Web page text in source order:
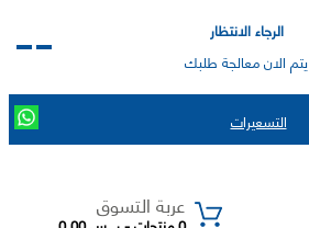
الرجاء الانتظار
يتم الان معالجة طلبك
التسعيرات
عربة التسوق